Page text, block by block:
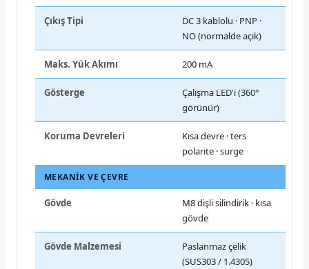
Çıkış Tipi
DC 3 kablolu · PNP ·
NO (normalde açık)
Maks. Yük Akımı 200 mA
Gösterge
Çalışma LED'i (360°
görünür)
Koruma Devreleri
Kısa devre · ters
polarite · surge
MEKANIK VE ÇEVRE
Gövde
M8 dişli silindirik · kısa
gövde
Gövde Malzemesi
Paslanmaz çelik
(SUS303 / 1.4305)